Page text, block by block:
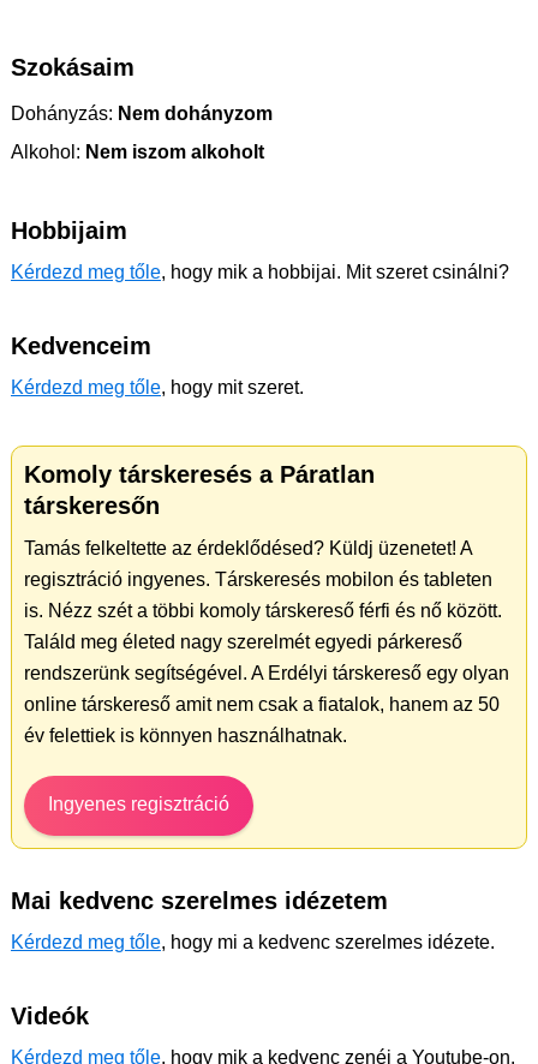
Szokásaim
Dohányzás: Nem dohányzom
Alkohol: Nem iszom alkoholt
Hobbijaim
Kérdezd meg tőle, hogy mik a hobbijai. Mit szeret csinálni?
Kedvenceim
Kérdezd meg tőle, hogy mit szeret.
Komoly társkeresés a Páratlan
társkeresőn
Tamás felkeltette az érdeklődésed? Küldj üzenetet! A
regisztráció ingyenes. Társkeresés mobilon és tableten
is. Nézz szét a többi komoly társkereső férfi és nő között.
Találd meg életed nagy szerelmét egyedi párkereső
rendszerünk segítségével. A Erdélyi társkereső egy olyan
online társkereső amit nem csak a fiatalok, hanem az 50
év felettiek is könnyen használhatnak.
Ingyenes regisztráció
Mai kedvenc szerelmes idézetem
Kérdezd meg tőle, hogy mi a kedvenc szerelmes idézete.
Videók
Kérdezd meg tőle, hogy mik a kedvenc zenéi a Youtube-on.